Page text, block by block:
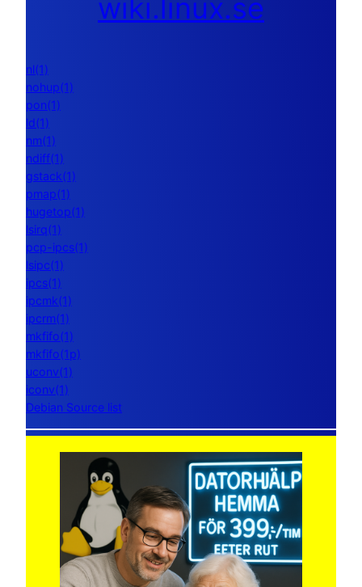
wiki.linux.se
nl(1)
nohup(1)
pon(1)
ld(1)
nm(1)
ndiff(1)
gstack(1)
pmap(1)
hugetop(1)
lsirq(1)
pcp-ipcs(1)
lsipc(1)
ipcs(1)
ipcmk(1)
ipcrm(1)
mkfifo(1)
mkfifo(1p)
uconv(1)
iconv(1)
Debian Source list